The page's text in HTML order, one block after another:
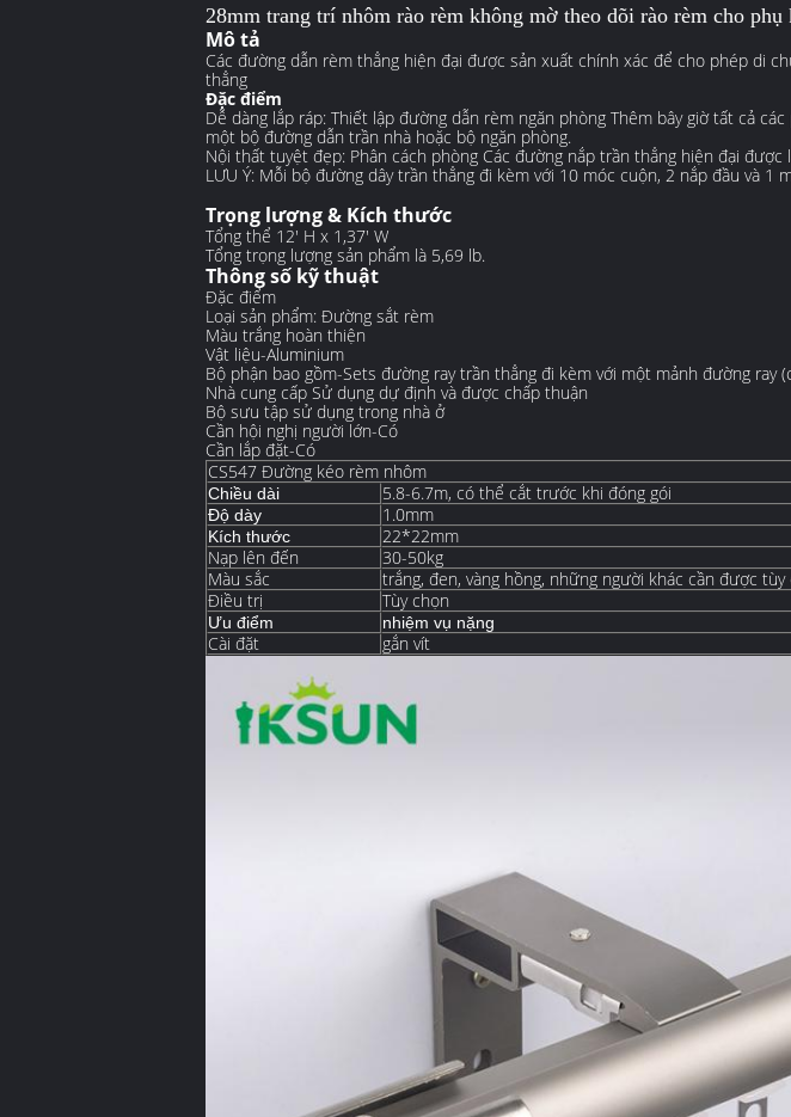
28mm trang trí nhôm rào rèm không mờ theo dõi rào rèm cho phụ
Mô tả
Các đường dẫn rèm thẳng hiện đại được sản xuất chính xác để cho phép di
thẳng
Đặc điểm
Dễ dàng lắp ráp: Thiết lập đường dẫn rèm ngăn phòng Thêm bây giờ tất cả
một bộ đường dẫn trần nhà hoặc bộ ngăn phòng.
Nội thất tuyệt đẹp: Phân cách phòng Các đường nắp trần thẳng hiện đại
LƯU Ý: Mỗi bộ đường dây trần thẳng đi kèm với 10 móc cuộn, 2 nắp đầu và 1
Trọng lượng & Kích thước
Tổng thể 12' H x 1,37' W
Tổng trọng lượng sản phẩm là 5,69 lb.
Thông số kỹ thuật
Đặc điểm
Loại sản phẩm: Đường sắt rèm
Màu trắng hoàn thiện
Vật liệu-Aluminium
Bộ phận bao gồm-Sets đường ray trần thẳng đi kèm với một mảnh đường ray
Nhà cung cấp Sử dụng dự định và được chấp thuận
Bộ sưu tập sử dụng trong nhà ở
Cần hội nghị người lớn-Có
Cần lắp đặt-Có
CS547 Đường kéo rèm nhôm
Chiều dài 5.8-6.7m, có thể cắt trước khi đóng gói
Độ dày 1.0mm
Kích thước
22*22mm
Nạp lên đến
30-50kg
Màu sắc
trắng, đen, vàng hồng, những người khác cần được tùy
Điều trị
Tùy chọn
Ưu điểm nhiệm vụ nặng
Cài đặt gắn vít